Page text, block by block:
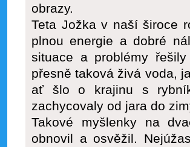
obrazy.
Teta Jožka v naší široce
plnou energie a dobré
situace a problémy
přesně taková živá voda,
ať šlo o krajinu s
zachycovaly od jara do
Takové myšlenky na
obnovil a osvěžil.